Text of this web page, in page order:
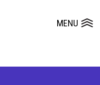
MENU
Dépôts de dossiers